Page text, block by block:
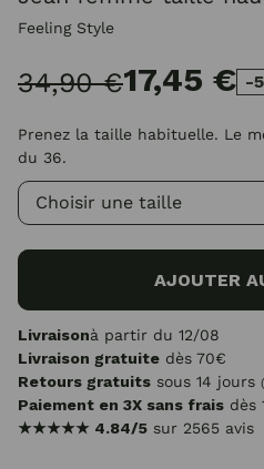
Feeling Style
34,90 €17,45 € -
Prenez la taille habituelle. Le
du 36.
Choisir une taille
AJOUTER
Livraisonà partir du 12/08
Livraison gratuite dès 70€
Retours gratuits sous 14 jours
Paiement en 3X sans frais dès
★★★★★ 4.84/5 sur 2565 avis